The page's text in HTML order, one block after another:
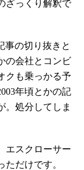
ざっくり解釈で
事の切り抜きと
の会社とコンビ
クも乗っかる予
年頃とかの記
。処分してしま
エスクローサー
だけです。